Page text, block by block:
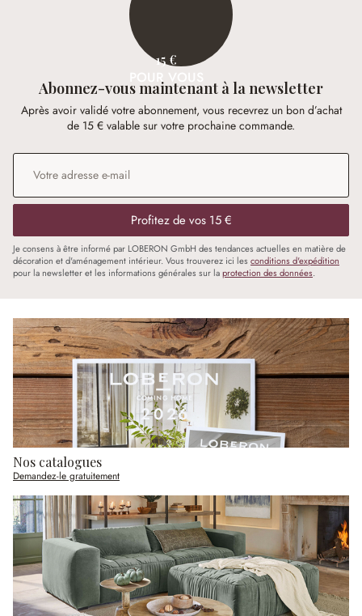
15 €
POUR VOUS
Abonnez-vous maintenant à la newsletter
Après avoir validé votre abonnement, vous recevrez un bon d’achat
de 15 € valable sur votre prochaine commande.
Adresse e-mail
Profitez de vos 15 €
Je consens à être informé par LOBERON GmbH des tendances actuelles en matière de
décoration et d'aménagement intérieur. Vous trouverez ici les conditions d'expédition
pour la newsletter et les informations générales sur laprotection des données.
Nos catalogues
Demandez-le gratuitement